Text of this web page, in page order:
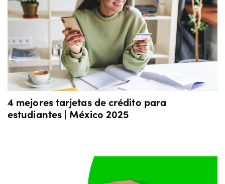
4 mejores tarjetas de crédito para
estudiantes | México 2025